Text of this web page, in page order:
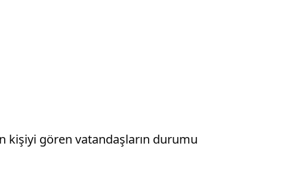
kişiyi gören vatandaşların durumu